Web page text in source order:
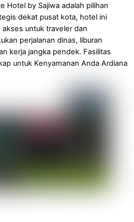
Hotel by Sajiwa adalah pilihan
dekat pusat kota, hotel ini
untuk traveler dan
perjalanan dinas, liburan
kerja jangka pendek. Fasilitas
untuk Kenyamanan Anda Ardiana